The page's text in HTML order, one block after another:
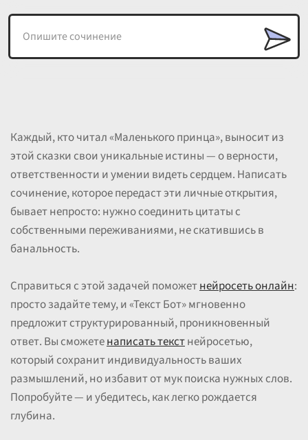
Каждый, кто читал «Маленького принца», выносит из
этой сказки свои уникальные истины — о верности,
ответственности и умении видеть сердцем. Написать
сочинение, которое передаст эти личные открытия,
бывает непросто: нужно соединить цитаты с
собственными переживаниями, не скатившись в
банальность.
Справиться с этой задачей поможетнейросеть онлайн:
просто задайте тему, и «Текст Бот» мгновенно
предложит структурированный, проникновенный
ответ. Вы сможетенаписать текстнейросетью,
который сохранит индивидуальность ваших
размышлений, но избавит от мук поиска нужных слов.
Попробуйте — и убедитесь, как легко рождается
глубина.